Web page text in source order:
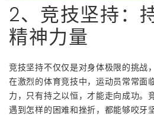
2、竞技坚持：
精神力量
竞技坚持不仅仅是对身体极限的挑战
在激烈的体育竞技中，运动员常常面
力，只有持之以恒，才能走向成功。
遇到怎样的困难和挫折，都能够咬牙